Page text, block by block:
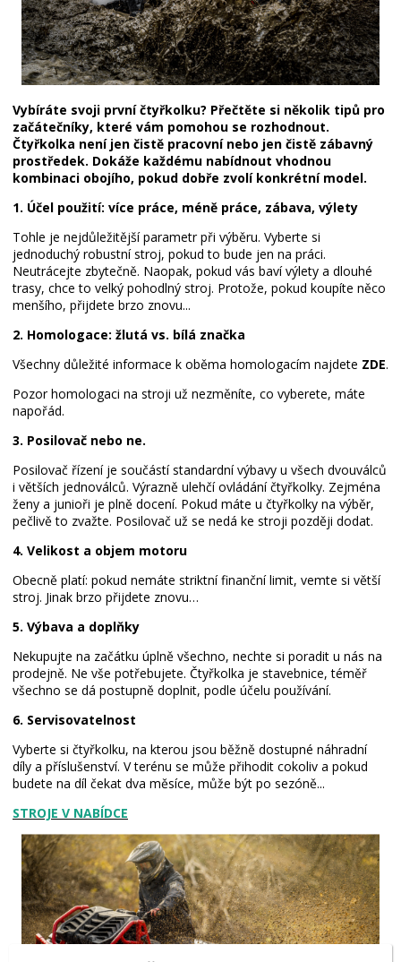
Vybíráte svoji první čtyřkolku? Přečtěte si několik tipů pro
začátečníky, které vám pomohou se rozhodnout.
Čtyřkolka není jen čistě pracovní nebo jen čistě zábavný
prostředek. Dokáže každému nabídnout vhodnou
kombinaci obojího, pokud dobře zvolí konkrétní model.
1. Účel použití: více práce, méně práce, zábava, výlety
Tohle je nejdůležitější parametr při výběru. Vyberte si
jednoduchý robustní stroj, pokud to bude jen na práci.
Neutrácejte zbytečně. Naopak, pokud vás baví výlety a dlouhé
trasy, chce to velký pohodlný stroj. Protože, pokud koupíte něco
menšího, přijdete brzo znovu...
2. Homologace: žlutá vs. bílá značka
Všechny důležité informace k oběma homologacím najdete ZDE.
Pozor homologaci na stroji už nezměníte, co vyberete, máte
napořád.
3. Posilovač nebo ne.
Posilovač řízení je součástí standardní výbavy u všech dvouválců
i větších jednoválců. Výrazně ulehčí ovládání čtyřkolky. Zejména
ženy a junioři je plně docení. Pokud máte u čtyřkolky na výběr,
pečlivě to zvažte. Posilovač už se nedá ke stroji později dodat.
4. Velikost a objem motoru
Obecně platí: pokud nemáte striktní finanční limit, vemte si větší
stroj. Jinak brzo přijdete znovu…
5. Výbava a doplňky
Nekupujte na začátku úplně všechno, nechte si poradit u nás na
prodejně. Ne vše potřebujete. Čtyřkolka je stavebnice, téměř
všechno se dá postupně doplnit, podle účelu používání.
6. Servisovatelnost
Vyberte si čtyřkolku, na kterou jsou běžně dostupné náhradní
díly a příslušenství. V terénu se může přihodit cokoliv a pokud
budete na díl čekat dva měsíce, může být po sezóně...
STROJE V NABÍDCE